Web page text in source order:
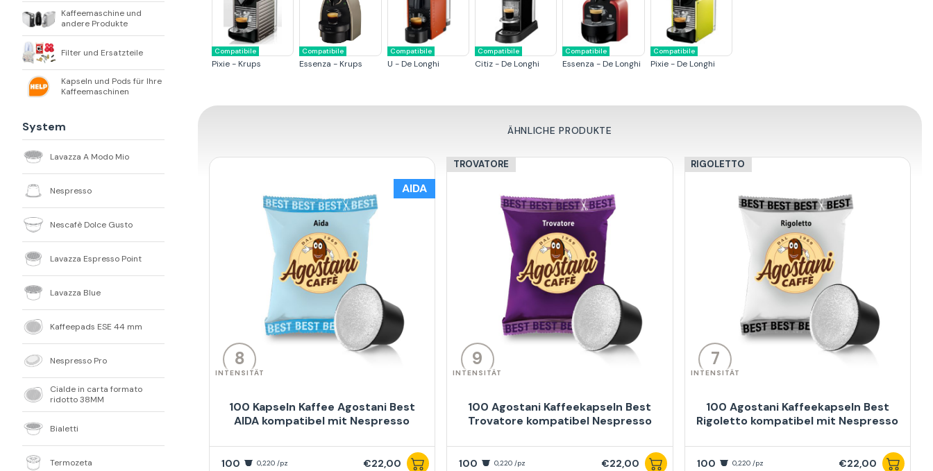
Kaffeemaschine und
andere Produkte
Filter und Ersatzteile
Kapseln und Pods für Ihre
Kaffeemaschinen
System
Lavazza A Modo Mio
Nespresso
Nescafè Dolce Gusto
Lavazza Espresso Point
Lavazza Blue
Kaffeepads ESE 44 mm
Nespresso Pro
Cialde in carta formato
ridotto 38MM
Bialetti
Termozeta
Compatibile
Pixie - Krups
Compatibile
Essenza - Krups
Compatibile
U - De Longhi
Compatibile
Citiz - De Longhi
Compatibile
Essenza - De Longhi
Compatibile
Pixie - De Longhi
ÄHNLICHE PRODUKTE
AIDA
8
INTENSITÄT
100 Kapseln Kaffee Agostani Best
AIDA kompatibel mit Nespresso
100 0,220 /pz €22,00
TROVATORE
9
INTENSITÄT
100 Agostani Kaffeekapseln Best
Trovatore kompatibel Nespresso
100 0,220 /pz €22,00
RIGOLETTO
7
INTENSITÄT
100 Agostani Kaffeekapseln Best
Rigoletto kompatibel mit Nespresso
100 0,220 /pz €22,00